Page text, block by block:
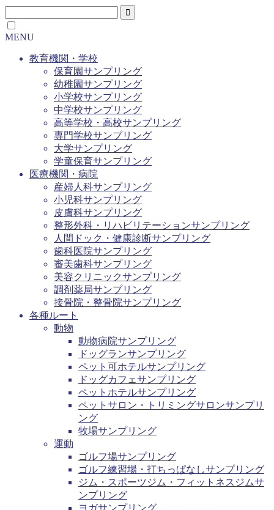
MENU
教育機関・学校
保育園サンプリング
幼稚園サンプリング
小学校サンプリング
中学校サンプリング
高等学校・高校サンプリング
専門学校サンプリング
大学サンプリング
学童保育サンプリング
医療機関・病院
産婦人科サンプリング
小児科サンプリング
皮膚科サンプリング
整形外科・リハビリテーションサンプリング
人間ドック・健康診断サンプリング
歯科医院サンプリング
審美歯科サンプリング
美容クリニックサンプリング
調剤薬局サンプリング
接骨院・整骨院サンプリング
各種ルート
動物
動物病院サンプリング
ドッグランサンプリング
ペット可ホテルサンプリング
ドッグカフェサンプリング
ペットホテルサンプリング
ペットサロン・トリミングサロンサンプリ
ング
牧場サンプリング
運動
ゴルフ場サンプリング
ゴルフ練習場・打ちっぱなしサンプリング
ジム・スポーツジム・フィットネスジムサ
ンプリング
ヨガサンプリング